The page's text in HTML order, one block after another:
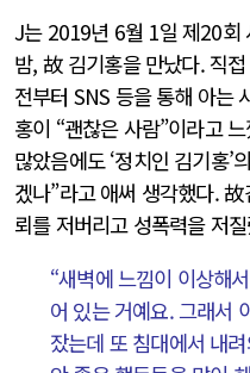
J는 2019년 6월 1일 제20회
밤, 故 김기홍을 만났다. 직
전부터 SNS 등을 통해 아는
홍이 “괜찮은 사람”이라고
많았음에도 ‘정치인 김기홍’
겠나”라고 애써 생각했다.
뢰를 저버리고 성폭력을 저
“새벽에 느낌이 이상해
어 있는 거예요. 그래서
잤는데 또 침대에서 내